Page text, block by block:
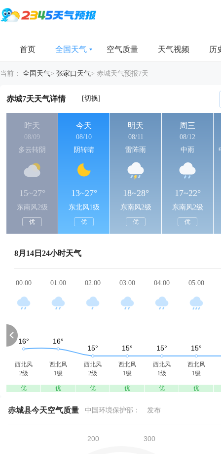
首页 全国天气 空气质量 天气视频 历
当前： 全国天气> 张家口天气> 赤城天气预报7天
赤城7天天气详情 [切换]
昨天
08/09
多云转阴
15~27°
东南风2级
优
今天
08/10
阴转晴
13~27°
东北风1级
优
明天
08/11
雷阵雨
18~28°
东南风2级
优
周三
08/12
中雨
17~22°
东南风2级
优
8月14日24小时天气
00:00
西北风
2级
优
01:00
西北风
1级
优
02:00
西北风
2级
优
03:00
西北风
1级
优
04:00
西北风
1级
优
05:00
西北风
1级
优
赤城县今天空气质量 中国环境保护部： 发布